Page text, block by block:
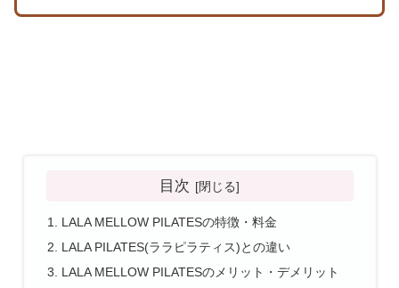
目次
LALA MELLOW PILATESの特徴・料金
LALA PILATES(ララピラティス)との違い
LALA MELLOW PILATESのメリット・デメリット